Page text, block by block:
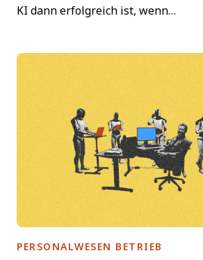
KI dann erfolgreich ist, wenn…
PERSONALWESEN BETRIEB